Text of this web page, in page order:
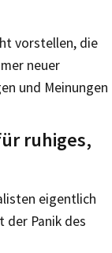
vorstellen, die
neuer
und Meinungen
ruhiges,
eigentlich
der Panik des